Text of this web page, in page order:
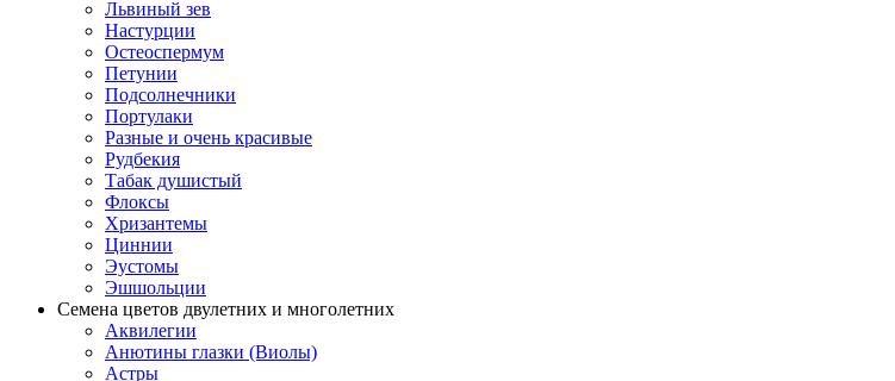
Львиный зев
Настурции
Остеоспермум
Петунии
Подсолнечники
Портулаки
Разные и очень красивые
Рудбекия
Табак душистый
Флоксы
Хризантемы
Циннии
Эустомы
Эшшольции
Семена цветов двулетних и многолетних
Аквилегии
Анютины глазки (Виолы)
Астры